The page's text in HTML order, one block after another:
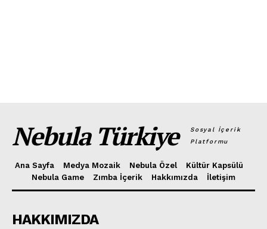
Nebula Türkiye
Sosyal İçerik
Platformu
Ana Sayfa Medya Mozaik Nebula Özel
Kültür Kapsülü
Nebula Game
Zımba İçerik Hakkımızda İletişim
HAKKIMIZDA